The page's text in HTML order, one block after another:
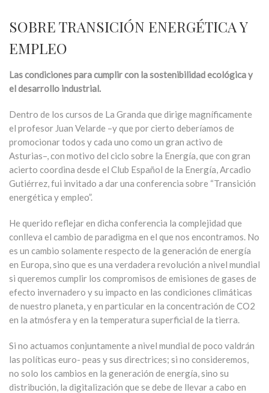
SOBRE TRANSICIÓN ENERGÉTICA Y
EMPLEO
Las condiciones para cumplir con la sostenibilidad ecológica y
el desarrollo industrial.
Dentro de los cursos de La Granda que dirige magníficamente
el profesor Juan Velarde –y que por cierto deberíamos de
promocionar todos y cada uno como un gran activo de
Asturias–, con motivo del ciclo sobre la Energía, que con gran
acierto coordina desde el Club Español de la Energía, Arcadio
Gutiérrez, fui invitado a dar una conferencia sobre “Transición
energética y empleo”.
He querido reflejar en dicha conferencia la complejidad que
conlleva el cambio de paradigma en el que nos encontramos. No
es un cambio solamente respecto de la generación de energía
en Europa, sino que es una verdadera revolución a nivel mundial
si queremos cumplir los compromisos de emisiones de gases de
efecto invernadero y su impacto en las condiciones climáticas
de nuestro planeta, y en particular en la concentración de CO2
en la atmósfera y en la temperatura superficial de la tierra.
Si no actuamos conjuntamente a nivel mundial de poco valdrán
las políticas euro- peas y sus directrices; si no consideremos,
no solo los cambios en la generación de energía, sino su
distribución, la digitalización que se debe de llevar a cabo en